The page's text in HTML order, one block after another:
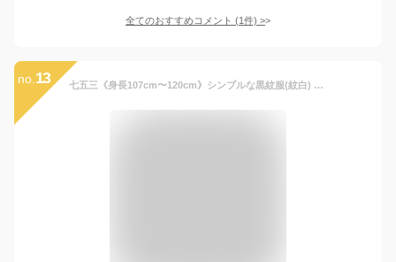
全てのおすすめコメント (1件) >
no. 13 七五三《身長107cm〜120cm》シンプルな黒紋服(紋白) 袴しま模様 縦じま 紋付袴 紋付羽織袴 5歳 男の子 フルセット 七五三着物 七五三レンタル 五歳 5才 五歳男児 着物レンタル 着物セット 黒 ブラック 753 卒園式 無地 子供